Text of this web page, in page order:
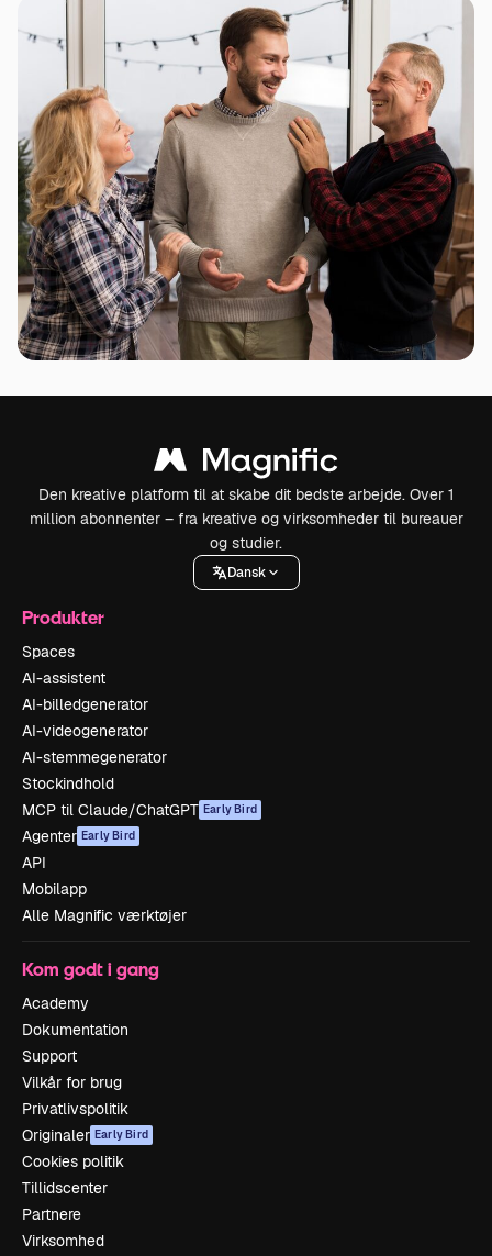
Den kreative platform til at skabe dit bedste arbejde. Over 1
million abonnenter – fra kreative og virksomheder til bureauer
og studier.
Dansk
Produkter
Spaces
AI-assistent
AI-billedgenerator
AI-videogenerator
AI-stemmegenerator
Stockindhold
MCP til Claude/ChatGPT Early Bird
Agenter Early Bird
API
Mobilapp
Alle Magnific værktøjer
Kom godt i gang
Academy
Dokumentation
Support
Vilkår for brug
Privatlivspolitik
Originaler Early Bird
Cookies politik
Tillidscenter
Partnere
Virksomhed